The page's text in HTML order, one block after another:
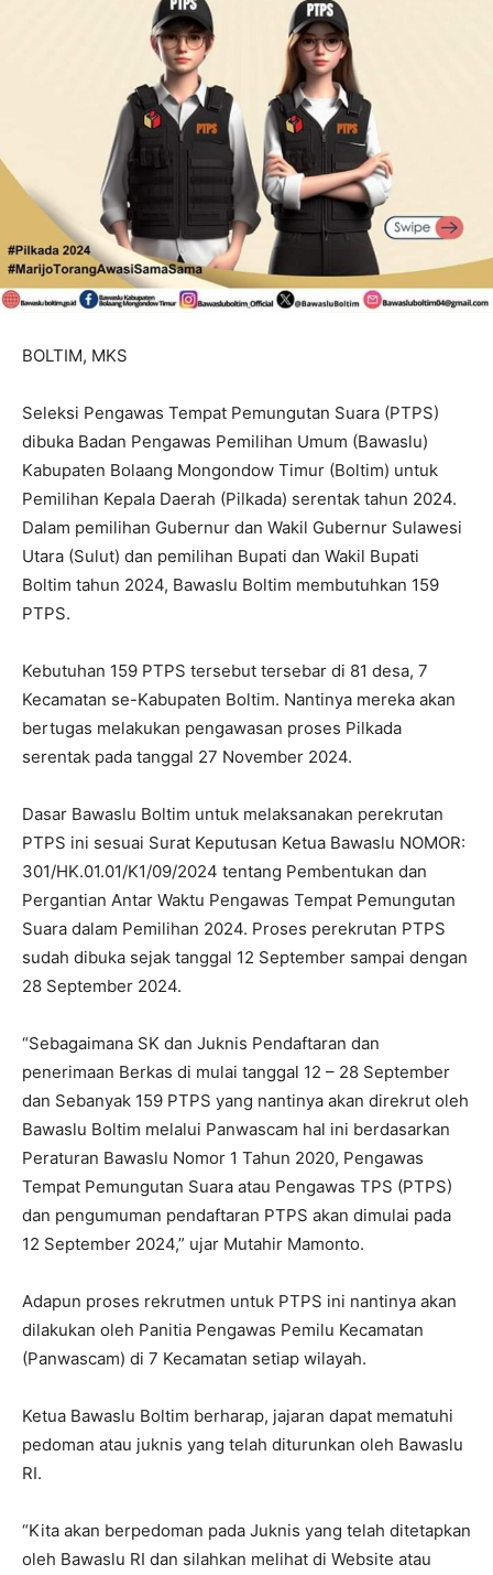
BOLTIM, MKS
Seleksi Pengawas Tempat Pemungutan Suara (PTPS)
dibuka Badan Pengawas Pemilihan Umum (Bawaslu)
Kabupaten Bolaang Mongondow Timur (Boltim) untuk
Pemilihan Kepala Daerah (Pilkada) serentak tahun 2024.
Dalam pemilihan Gubernur dan Wakil Gubernur Sulawesi
Utara (Sulut) dan pemilihan Bupati dan Wakil Bupati
Boltim tahun 2024, Bawaslu Boltim membutuhkan 159
PTPS.
Kebutuhan 159 PTPS tersebut tersebar di 81 desa, 7
Kecamatan se-Kabupaten Boltim. Nantinya mereka akan
bertugas melakukan pengawasan proses Pilkada
serentak pada tanggal 27 November 2024.
Dasar Bawaslu Boltim untuk melaksanakan perekrutan
PTPS ini sesuai Surat Keputusan Ketua Bawaslu NOMOR:
301/HK.01.01/K1/09/2024 tentang Pembentukan dan
Pergantian Antar Waktu Pengawas Tempat Pemungutan
Suara dalam Pemilihan 2024. Proses perekrutan PTPS
sudah dibuka sejak tanggal 12 September sampai dengan
28 September 2024.
“Sebagaimana SK dan Juknis Pendaftaran dan
penerimaan Berkas di mulai tanggal 12 – 28 September
dan Sebanyak 159 PTPS yang nantinya akan direkrut oleh
Bawaslu Boltim melalui Panwascam hal ini berdasarkan
Peraturan Bawaslu Nomor 1 Tahun 2020, Pengawas
Tempat Pemungutan Suara atau Pengawas TPS (PTPS)
dan pengumuman pendaftaran PTPS akan dimulai pada
12 September 2024,” ujar Mutahir Mamonto.
Adapun proses rekrutmen untuk PTPS ini nantinya akan
dilakukan oleh Panitia Pengawas Pemilu Kecamatan
(Panwascam) di 7 Kecamatan setiap wilayah.
Ketua Bawaslu Boltim berharap, jajaran dapat mematuhi
pedoman atau juknis yang telah diturunkan oleh Bawaslu
RI.
“Kita akan berpedoman pada Juknis yang telah ditetapkan
oleh Bawaslu RI dan silahkan melihat di Website atau